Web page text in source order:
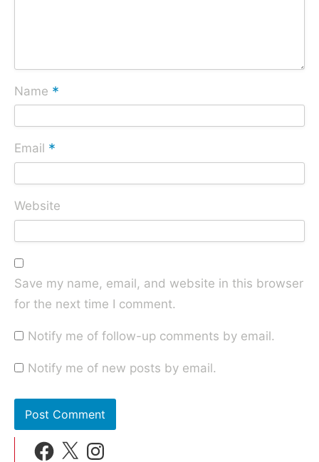
Name *
Email *
Website
Save my name, email, and website in this browser
for the next time I comment.
Notify me of follow-up comments by email.
Notify me of new posts by email.
Facebook
X Instagram